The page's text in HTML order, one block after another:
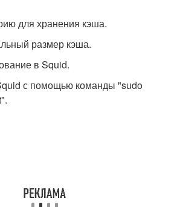
для хранения кэша.
размер кэша.
в Squid.
с помощью команды "sudo